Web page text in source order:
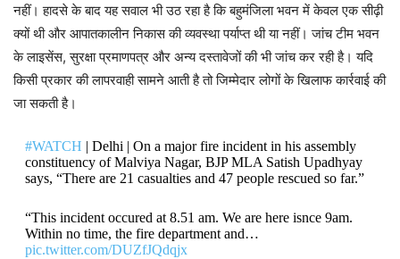
नहीं। हादसे के बाद यह सवाल भी उठ रहा है कि बहुमंजिला भवन में केवल एक सीढ़ी
क्यों थी और आपातकालीन निकास की व्यवस्था पर्याप्त थी या नहीं। जांच टीम भवन
के लाइसेंस, सुरक्षा प्रमाणपत्र और अन्य दस्तावेजों की भी जांच कर रही है। यदि
किसी प्रकार की लापरवाही सामने आती है तो जिम्मेदार लोगों के खिलाफ कार्रवाई की
जा सकती है।
#WATCH | Delhi | On a major fire incident in his assembly
constituency of Malviya Nagar, BJP MLA Satish Upadhyay
says, “There are 21 casualties and 47 people rescued so far.”
“This incident occured at 8.51 am. We are here isnce 9am.
Within no time, the fire department and…
pic.twitter.com/DUZfJQdqjx